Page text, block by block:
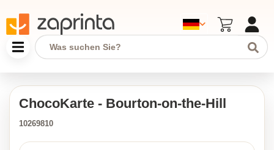
ChocoKarte - Bourton-on-the-Hill
10269810